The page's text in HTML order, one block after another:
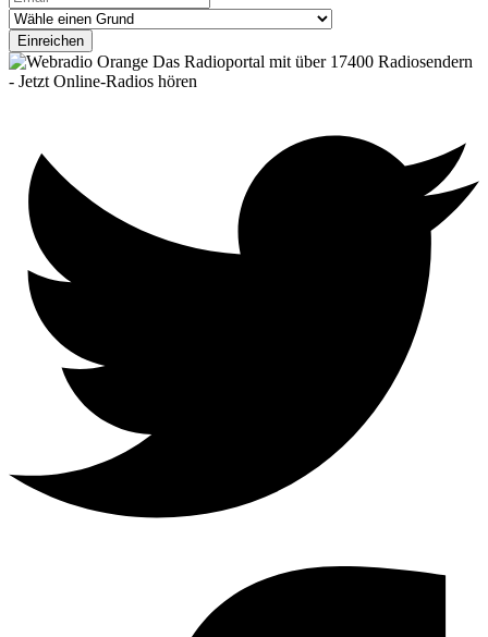
Einreichen
Das Radioportal mit über 17400 Radiosendern
- Jetzt Online-Radios hören